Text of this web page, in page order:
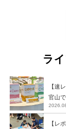
ラ
【速
官山
【レ